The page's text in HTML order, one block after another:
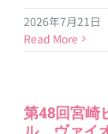
2026年7月21日
Read More
第48回宮崎